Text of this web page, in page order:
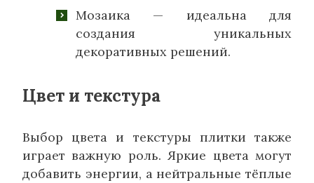
Мозаика — идеальна для
создания уникальных
декоративных решений.
Цвет и текстура
Выбор цвета и текстуры плитки также
играет важную роль. Яркие цвета могут
добавить энергии, а нейтральные тёплые